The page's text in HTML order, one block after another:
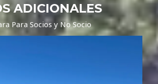
ADICIONALES
Para Socios y No Socio